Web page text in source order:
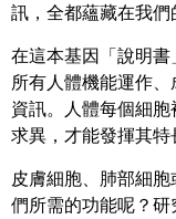
訊，全都蘊藏在我們
在這本基因「說明
所有人體機能運作
資訊。人體每個細
求異，才能發揮其特
皮膚細胞、肺部細
們所需的功能呢？研